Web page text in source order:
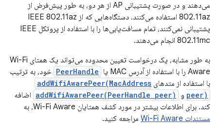
می‌دهند و در صورت پشتیبانی AP از هر دو، به طور پیش‌فرض از
802.11az استفاده می‌کنند. دستگاه‌هایی که از IEEE 802.11az
پشتیبانی نمی‌کنند، تمام مسافت‌یابی‌ها را با استفاده از پروتکل IEEE
802.11mc انجام می‌دهند.
به طور مشابه، یک درخواست تعیین محدوده می‌تواند یک همتای Wi-Fi
Aware را با استفاده از آدرس MAC یا
PeerHandle خود، به ترتیب
با استفاده از متدهای addWifiAwarePeer(MacAddress
peer) و addWifiAwarePeer(PeerHandle peer) اضافه
کند. برای اطلاعات بیشتر در مورد کشف همتایان Wi-Fi Aware، به
مستندات Wi-Fi Aware
مراجعه کنید.